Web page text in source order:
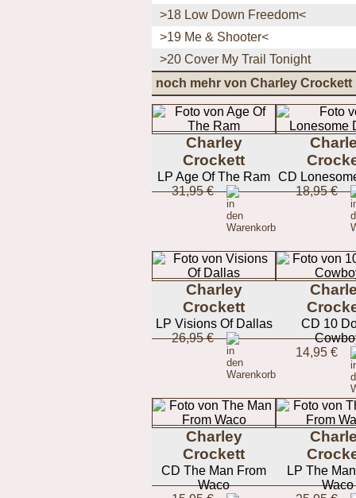
>18 Low Down Freedom<
>19 Me & Shooter<
>20 Cover My Trail Tonight
noch mehr von Charley Crockett
Charley
Crockett
LP Age Of The Ram
31,95 €
CD
18,95 €
Charley
Crockett
LP Visions Of Dallas
26,95 €
CD 10
14,95 €
Charley
Crockett
CD The Man From
Waco
LP The
Waco